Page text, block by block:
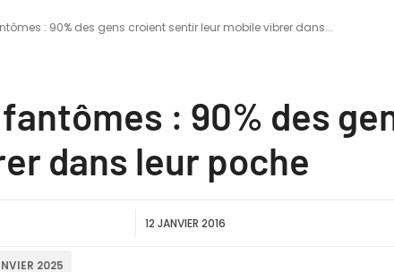
: 90% des gens croient sentir leur mobile vibrer dans...
: 90% des
dans leur poche
12 JANVIER 2016
2025